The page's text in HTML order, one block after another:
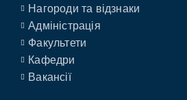
Нагороди та відзнаки
Адміністрація
Факультети
Кафедри
Вакансії